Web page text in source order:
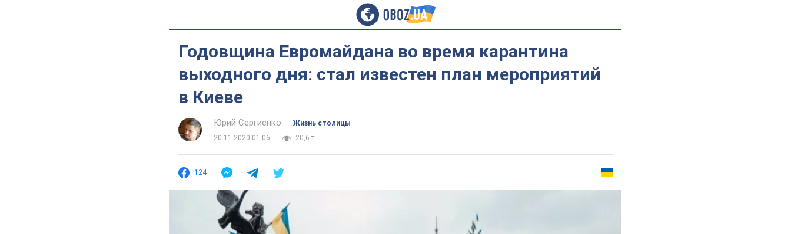
Годовщина Евромайдана во время карантина
выходного дня: стал известен план мероприятий
в Киеве
Юрий Сергиенко
Жизнь столицы
20.11.2020 01:06
20,6 т.
124